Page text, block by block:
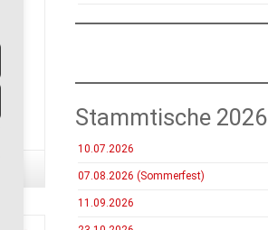
Stammtische 2026
10.07.2026
07.08.2026 (Sommerfest)
11.09.2026